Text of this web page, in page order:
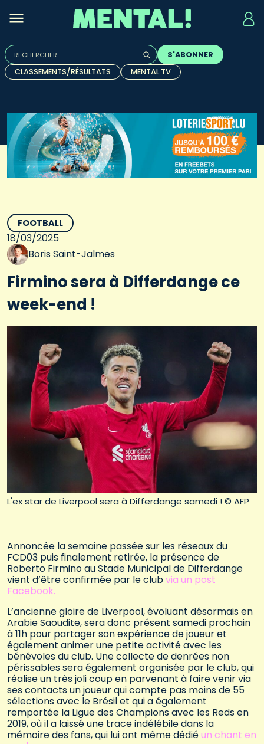
Rechercher :
Quand les résultats de l'auto-complétion sont
S'ABONNER
CLASSEMENTS/RÉSULTATS
MENTAL TV
L'ex star de Liverpool sera à Differdange samedi ! © AFP
FOOTBALL
18/03/2025
Boris Saint-Jalmes
Firmino sera à Differdange ce
week-end !
Annoncée la semaine passée sur les réseaux du
FCD03 puis finalement retirée, la présence de
Roberto Firmino au Stade Municipal de Differdange
vient d’être confirmée par le clubvia un post
Facebook.
L’ancienne gloire de Liverpool, évoluant désormais en
Arabie Saoudite, sera donc présent samedi prochain
à 11h pour partager son expérience de joueur et
également animer une petite activité avec les
bénévoles du club. Une collecte de denrées non
périssables sera également organisée par le club, qui
réalise un très joli coup en parvenant à faire venir via
ses contacts un joueur qui compte pas moins de 55
sélections avec le Brésil et qui a également
remportée la Ligue des Champions avec les Reds en
2019, où il a laissé une trace indélébile dans la
mémoire des fans, qui lui ont même dédiéun chant en